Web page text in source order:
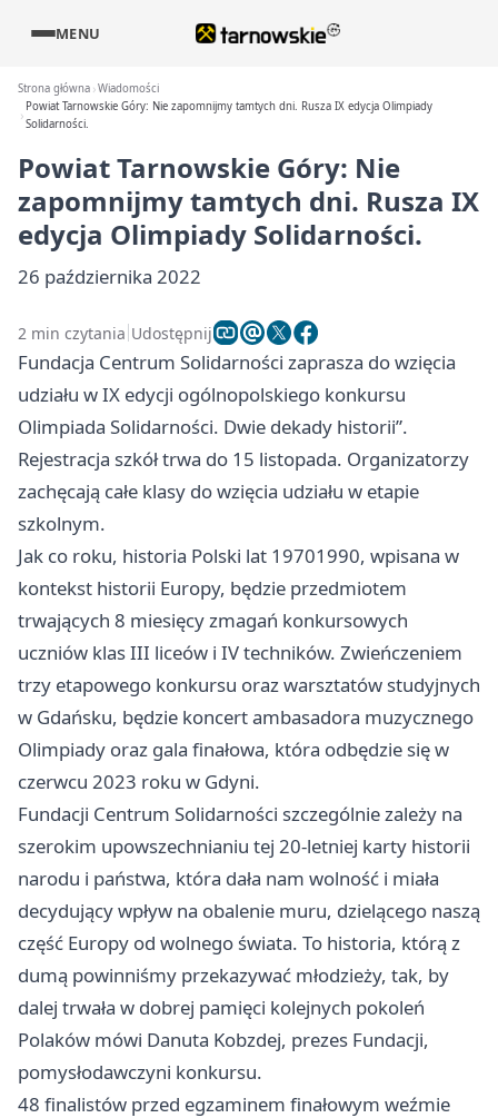
MENU
Strona główna Wiadomości
Powiat Tarnowskie Góry: Nie zapomnijmy tamtych dni. Rusza IX edycja Olimpiady
Solidarności.
Powiat Tarnowskie Góry: Nie
zapomnijmy tamtych dni. Rusza IX
edycja Olimpiady Solidarności.
26 października 2022
2 min czytania Udostępnij
Fundacja Centrum Solidarności zaprasza do wzięcia
udziału w IX edycji ogólnopolskiego konkursu
Olimpiada Solidarności. Dwie dekady historii”.
Rejestracja szkół trwa do 15 listopada. Organizatorzy
zachęcają całe klasy do wzięcia udziału w etapie
szkolnym.
Jak co roku, historia Polski lat 19701990, wpisana w
kontekst historii Europy, będzie przedmiotem
trwających 8 miesięcy zmagań konkursowych
uczniów klas III liceów i IV techników. Zwieńczeniem
trzy etapowego konkursu oraz warsztatów studyjnych
w Gdańsku, będzie koncert ambasadora muzycznego
Olimpiady oraz gala finałowa, która odbędzie się w
czerwcu 2023 roku w Gdyni.
Fundacji Centrum Solidarności szczególnie zależy na
szerokim upowszechnianiu tej 20-letniej karty historii
narodu i państwa, która dała nam wolność i miała
decydujący wpływ na obalenie muru, dzielącego naszą
część Europy od wolnego świata. To historia, którą z
dumą powinniśmy przekazywać młodzieży, tak, by
dalej trwała w dobrej pamięci kolejnych pokoleń
Polaków mówi Danuta Kobzdej, prezes Fundacji,
pomysłodawczyni konkursu.
48 finalistów przed egzaminem finałowym weźmie